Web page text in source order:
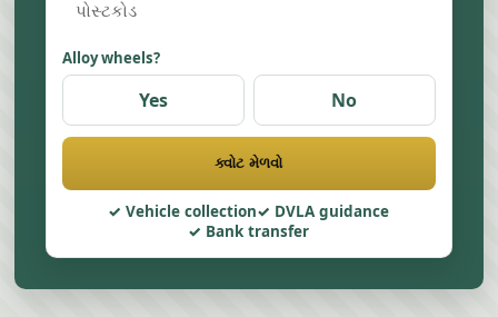
Alloy wheels?
Yes No
ક્વોટ મેળવો
Vehicle collection
DVLA guidance
Bank transfer